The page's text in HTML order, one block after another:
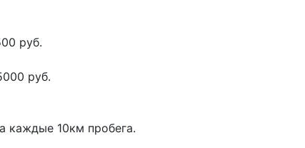
руб.
руб.
каждые 10км пробега.